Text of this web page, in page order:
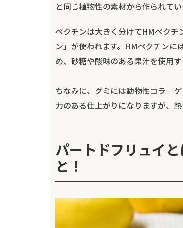
と同じ植物性の素材から作られてい
ペクチンは大きく分けてHMペク
ン」が使われます。HMペクチン
め、砂糖や酸味のある果汁を使用
ちなみに、グミには動物性コラー
力のある仕上がりになりますが、
パートドフリュイ
と！